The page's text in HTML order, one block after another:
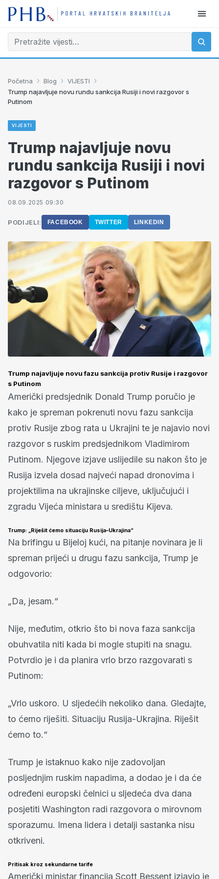
Početna › Blog › VIJESTI ›
Trump najavljuje novu rundu sankcija Rusiji i novi razgovor s
Putinom
VIJESTI
Trump najavljuje novu
rundu sankcija Rusiji i novi
razgovor s Putinom
08.09.2025 09:30
PODIJELI: FACEBOOK TWITTER LINKEDIN
Trump najavljuje novu fazu sankcija protiv Rusije i razgovor
s Putinom
Američki predsjednik Donald Trump poručio je
kako je spreman pokrenuti novu fazu sankcija
protiv Rusije zbog rata u Ukrajini te je najavio novi
razgovor s ruskim predsjednikom Vladimirom
Putinom. Njegove izjave uslijedile su nakon što je
Rusija izvela dosad najveći napad dronovima i
projektilima na ukrajinske ciljeve, uključujući i
zgradu Vijeća ministara u središtu Kijeva.
Trump: „Riješit ćemo situaciju Rusija–Ukrajina“
Na brifingu u Bijeloj kući, na pitanje novinara je li
spreman prijeći u drugu fazu sankcija, Trump je
odgovorio:
„Da, jesam.“
Nije, međutim, otkrio što bi nova faza sankcija
obuhvatila niti kada bi mogle stupiti na snagu.
Potvrdio je i da planira vrlo brzo razgovarati s
Putinom:
„Vrlo uskoro. U sljedećih nekoliko dana. Gledajte,
to ćemo riješiti. Situaciju Rusija-Ukrajina. Riješit
ćemo to.“
Trump je istaknuo kako nije zadovoljan
posljednjim ruskim napadima, a dodao je i da će
određeni europski čelnici u sljedeća dva dana
posjetiti Washington radi razgovora o mirovnom
sporazumu. Imena lidera i detalji sastanka nisu
otkriveni.
Pritisak kroz sekundarne tarife
Američki ministar financija Scott Bessent izjavio je